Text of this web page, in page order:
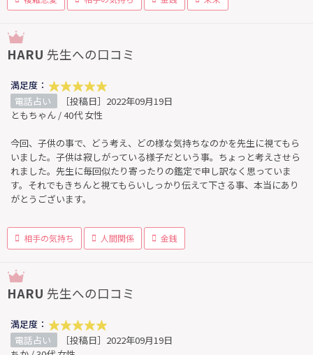
HARU 先生への口コミ
満足度：
電話占い
［投稿日］2022年09月19日
ともちゃん / 40代 女性
今回、子供の事で、どう考え、どの様な気持ちなのかを先生に視てもら
いました。子供は寂しがっている様子だという事。ちょっと考えさせら
れました。先生に毎回似たり寄ったりの鑑定で申し訳なく思っていま
す。それでもきちんと視てもらいしっかり伝えて下さる事、本当にあり
がとうございます。
相手の気持ち 人間関係 金銭
HARU 先生への口コミ
満足度：
電話占い
［投稿日］2022年09月19日